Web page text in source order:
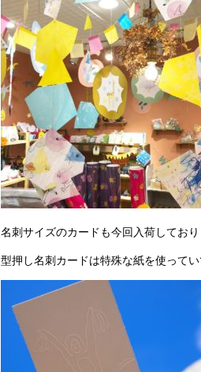
名刺サイズのカードも今回入荷してお
型押し名刺カードは特殊な紙を使って